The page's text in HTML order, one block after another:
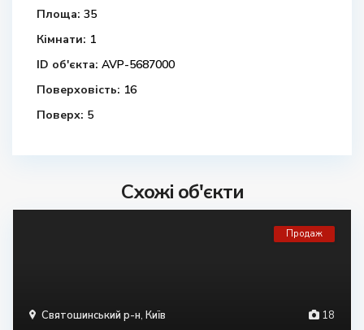
Площа: 35
Кімнати: 1
ID об'єкта: AVP-5687000
Поверховість: 16
Поверх: 5
Схожі об'єкти
18
Святошинський р-н, Київ
Продаж